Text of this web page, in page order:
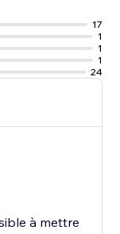
17
1
1
1
24
à mettre